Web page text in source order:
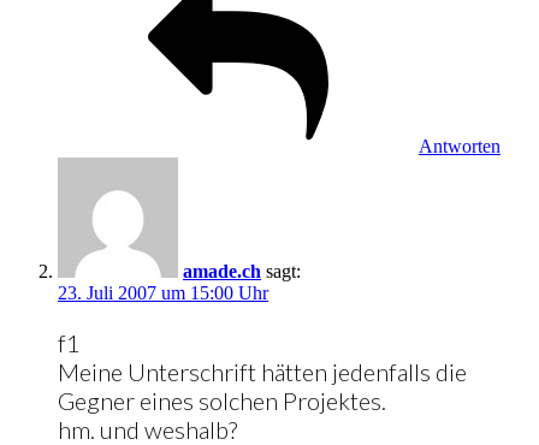
Antworten
amade.ch sagt:
23. Juli 2007 um 15:00 Uhr
f1
Meine Unterschrift hätten jedenfalls die
Gegner eines solchen Projektes.
hm. und weshalb?